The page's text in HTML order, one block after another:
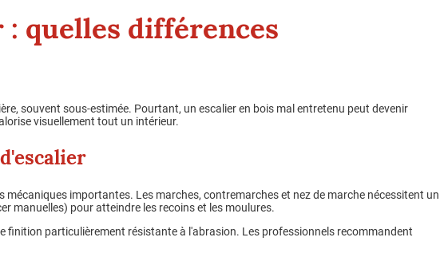
quelles différences
souvent sous-estimée. Pourtant, un escalier en bois mal entretenu peut devenir
visuellement tout un intérieur.
mécaniques importantes. Les marches, contremarches et nez de marche nécessitent un
manuelles) pour atteindre les recoins et les moulures.
finition particulièrement résistante à l'abrasion. Les professionnels recommandent